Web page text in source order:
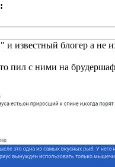
:
известный блогер а не
пил с ними на